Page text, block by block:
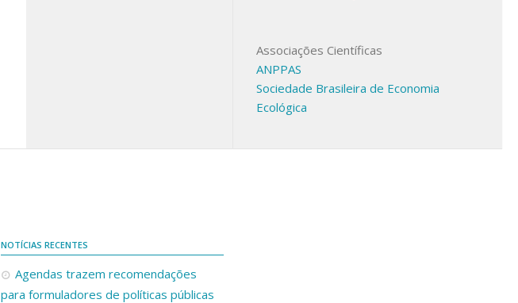
Associações Científicas
ANPPAS
Sociedade Brasileira de Economia
Ecológica
NOTÍCIAS RECENTES
Agendas trazem recomendações
para formuladores de políticas públicas